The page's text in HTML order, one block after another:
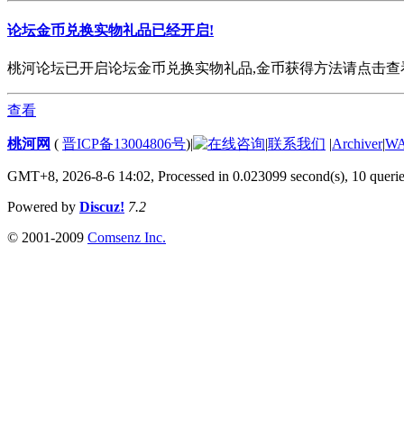
论坛金币兑换实物礼品已经开启!
桃河论坛已开启论坛金币兑换实物礼品,金币获得方法请点击
查看
桃河网 ( 晋ICP备13004806号)| |联系我们 |Archiver|
GMT+8, 2026-8-6 14:02, Processed in 0.023099 second(s), 10
Powered by Discuz! 7.2
© 2001-2009 Comsenz Inc.